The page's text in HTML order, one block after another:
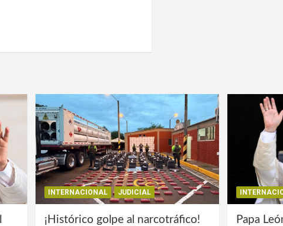
INTERNACIONAL JUDICIAL
¡Histórico golpe al narcotráfico!
Papa